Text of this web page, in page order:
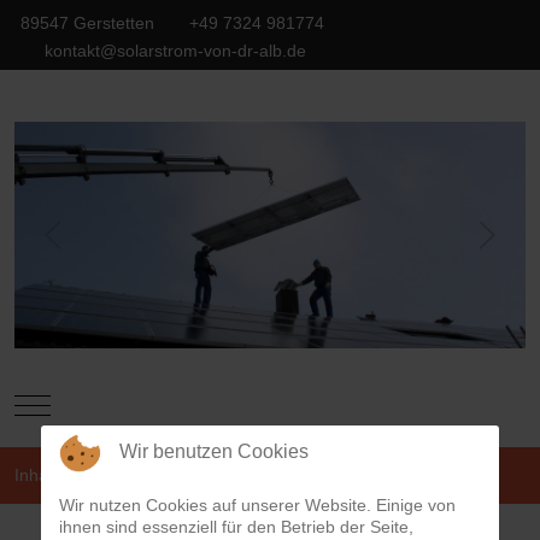
89547 Gerstetten
+49 7324 981774
kontakt@solarstrom-von-dr-alb.de
Mobile Menu Toggle
Inhalt Kontakt
Wir benutzen Cookies
Wir nutzen Cookies auf unserer Website. Einige von
ihnen sind essenziell für den Betrieb der Seite,